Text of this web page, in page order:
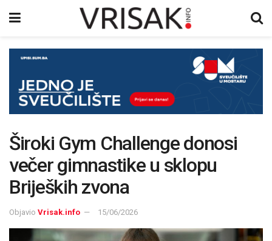
Široki Gym Challenge donosi
večer gimnastike u sklopu
Brijeških zvona
Objavio Vrisak.info 15/06/2026